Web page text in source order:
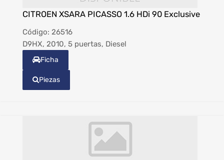
CITROEN XSARA PICASSO 1.6 HDi 90 Exclusive
Código: 26516
D9HX, 2010, 5 puertas, Diesel
Ficha
Piezas